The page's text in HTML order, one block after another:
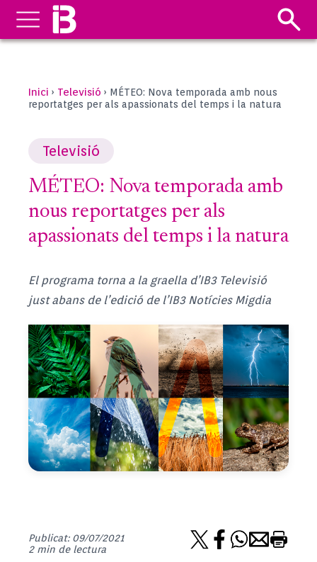
Inici › Televisió › MÉTEO: Nova temporada amb nous
reportatges per als apassionats del temps i la natura
Televisió
MÉTEO: Nova temporada amb
nous reportatges per als
apassionats del temps i la natura
El programa torna a la graella d’IB3 Televisió
just abans de l’edició de l’IB3 Notícies Migdia
Publicat: 09/07/2021
2 min de lectura